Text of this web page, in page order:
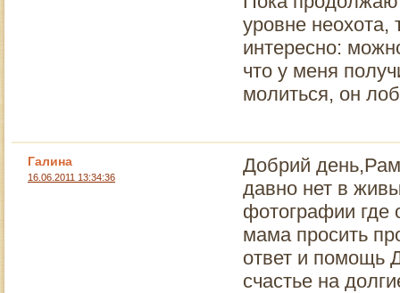
уровне
интересно:
что у меня
молиться, он
Галина
16.06.2011 13:34:36
Добрий
давно нет в
фотографии где
мама просить
ответ и помощь
счастье на